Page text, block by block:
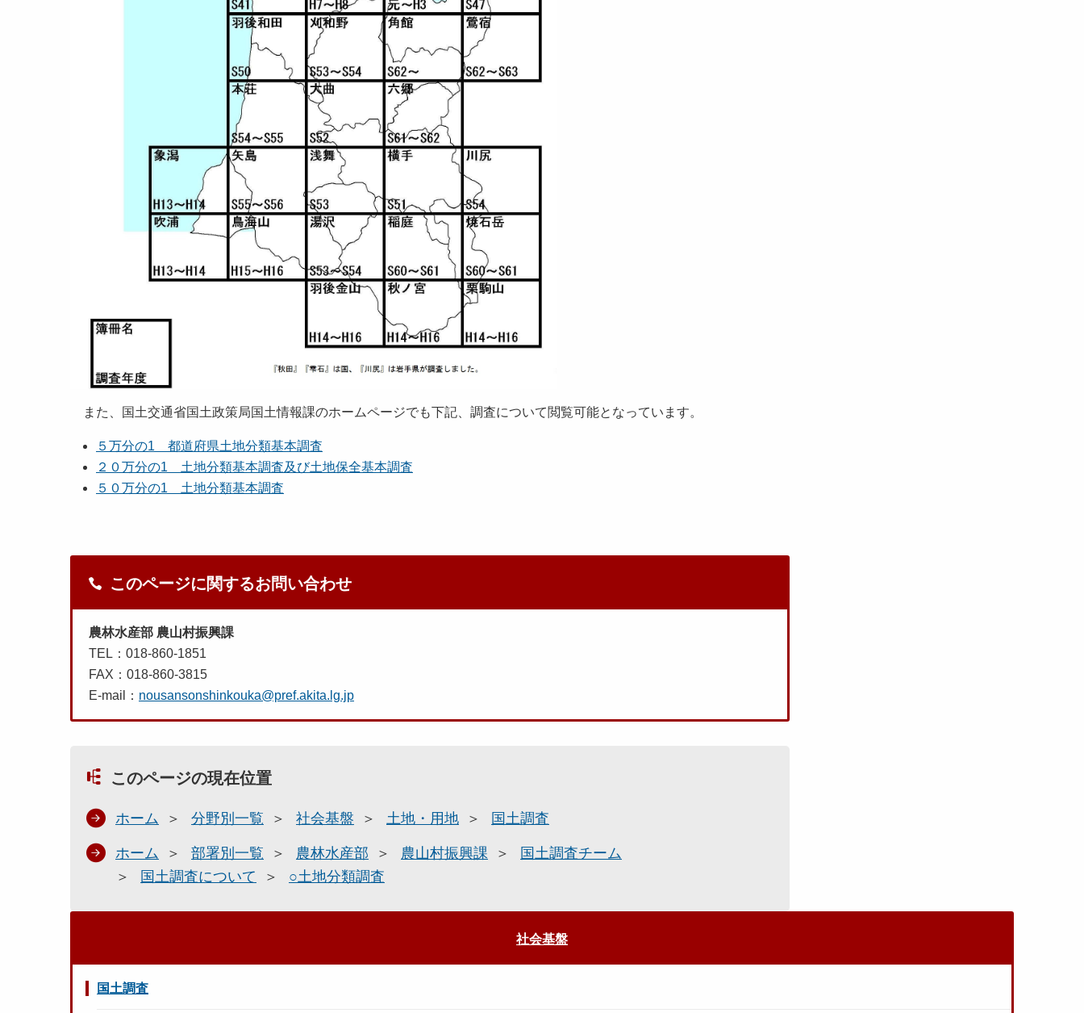
また、国土交通省国土政策局国土情報課のホームページでも下記、調査について閲覧可能となっています。
５万分の1 都道府県土地分類基本調査
２０万分の1 土地分類基本調査及び土地保全基本調査
５０万分の1 土地分類基本調査
このページに関するお問い合わせ
農林水産部 農山村振興課
TEL：018-860-1851
FAX：018-860-3815
E-mail： nousansonshinkouka@pref.akita.lg.jp
このページの現在位置
ホーム 分野別一覧 社会基盤 土地・用地 国土調査
ホーム 部署別一覧 農林水産部 農山村振興課
国土調査チーム
国土調査について
○土地分類調査
社会基盤
国土調査